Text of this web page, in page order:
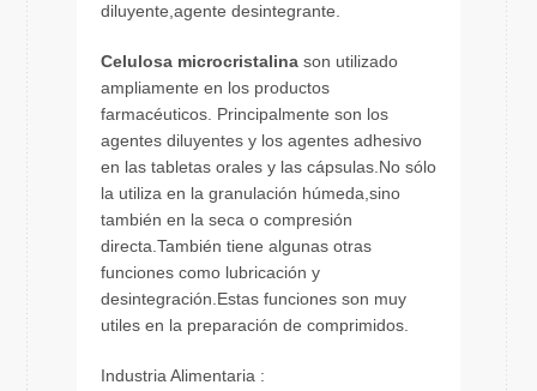
diluyente,agente desintegrante.
Celulosa microcristalina son utilizado
ampliamente en los productos
farmacéuticos. Principalmente son los
agentes diluyentes y los agentes adhesivo
en las tabletas orales y las cápsulas.No sólo
la utiliza en la granulación húmeda,sino
también en la seca o compresión
directa.También tiene algunas otras
funciones como lubricación y
desintegración.Estas funciones son muy
utiles en la preparación de comprimidos.
Industria Alimentaria :